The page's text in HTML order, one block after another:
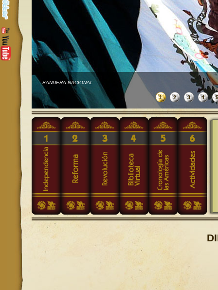
BANDERA NACIONAL
1 2 3 4 5